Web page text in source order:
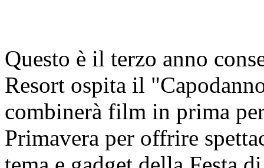
Questo è il terzo anno
Resort ospita il
combinerà film in prima
Primavera per offrire